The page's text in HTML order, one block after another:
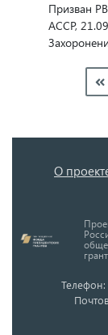
Призван
АССР,
О
Телефон: